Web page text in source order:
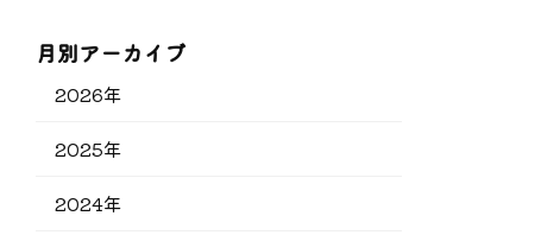
月別アーカイブ
2026年
2025年
2024年